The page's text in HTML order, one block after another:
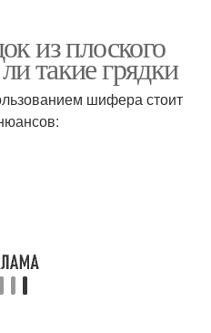
из плоского
такие грядки
шифера стоит